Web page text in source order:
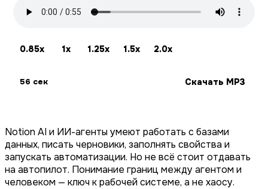
0.85x 1x 1.25x 1.5x 2.0x
56 сек Скачать MP3
Notion AI и ИИ-агенты умеют работать с базами
данных, писать черновики, заполнять свойства и
запускать автоматизации. Но не всё стоит отдавать
на автопилот. Понимание границ между агентом и
человеком — ключ к рабочей системе, а не хаосу.